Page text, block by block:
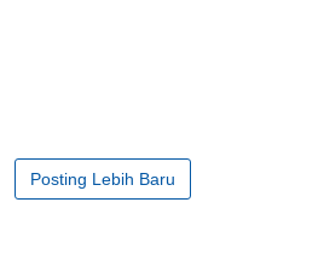
Posting Lebih Baru